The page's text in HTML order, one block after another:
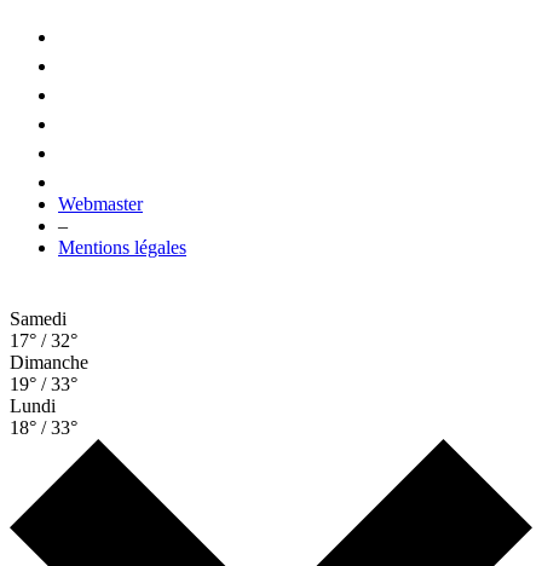
Webmaster
–
Mentions légales
Samedi
17° / 32°
Dimanche
19° / 33°
Lundi
18° / 33°